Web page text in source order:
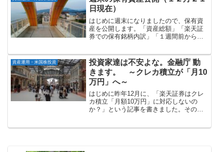
日興証券、野村...
日現在）
はじめに週末になりましたので、保有資
産を公開します。「資産総額」「楽天証
券での保有銘柄内訳」「１週間前からの
ードで管理している資産総額（１２月２
１日現在）は以下の通りで...
資産運用・米国株投資
投資家達は不安よな。金融庁 動
きます。 ～クレカ積立が「月10
万円」へ～
はじめに昨年12月に、「楽天証券はクレ
カ積立「月額10万円」に対応しないの
か？」という記事を書きました。その記